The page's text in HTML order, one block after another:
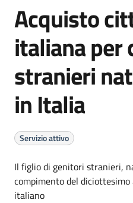
Acquisto
italiana per
stranieri
in Italia
Servizio attivo
Il figlio di genitori stranieri,
compimento del
italiano